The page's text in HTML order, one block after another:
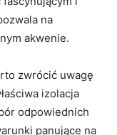
na
akwenie.
zwrócić uwagę
izolacja‌
odpowiednich
panujące na